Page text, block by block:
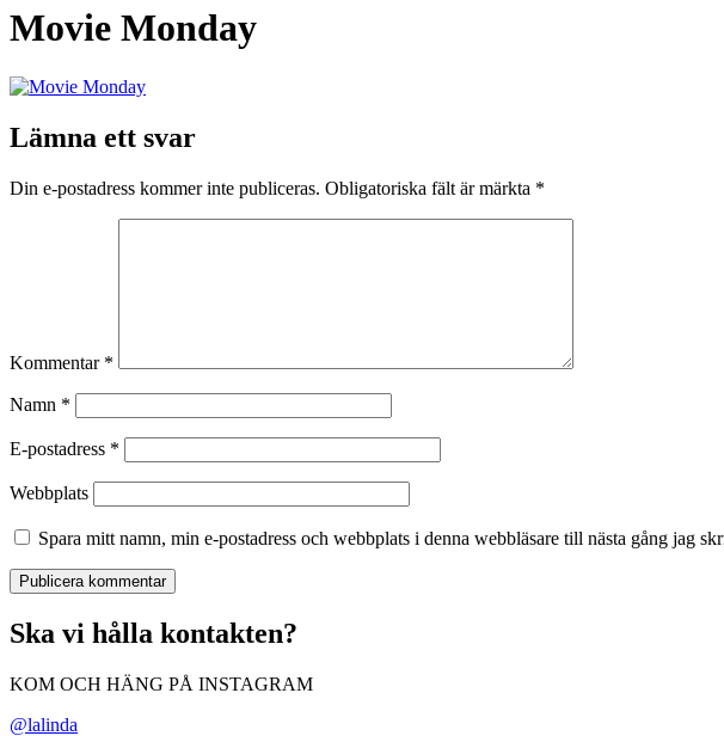
Movie Monday
Lämna ett svar
Din e-postadress kommer inte publiceras. Obligatoriska fält är märkta *
Kommentar *
Namn *
E-postadress *
Webbplats
Spara mitt namn, min e-postadress och webbplats i denna webbläsare till nästa gång jag
Ska vi hålla kontakten?
KOM OCH HÄNG PÅ INSTAGRAM
@lalinda